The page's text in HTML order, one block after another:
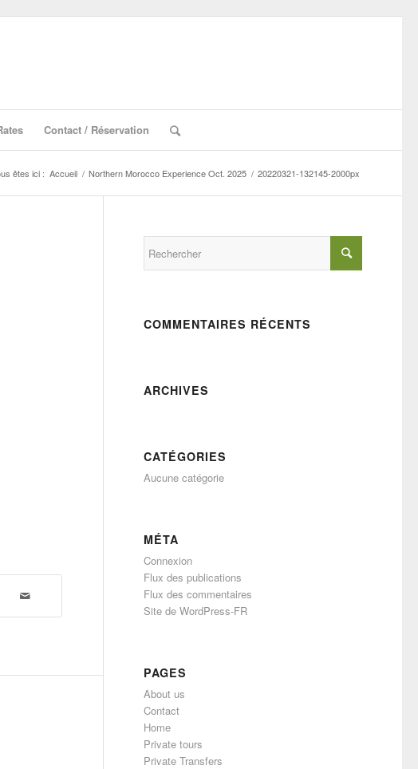
Contact / Réservation
êtes ici : Accueil / Northern Morocco Experience Oct. 2025 / 20220321-132145-2000px
COMMENTAIRES RÉCENTS
ARCHIVES
CATÉGORIES
Aucune catégorie
MÉTA
Connexion
Flux des publications
Flux des commentaires
Site de WordPress-FR
PAGES
About us
Contact
Home
Private tours
Private Transfers